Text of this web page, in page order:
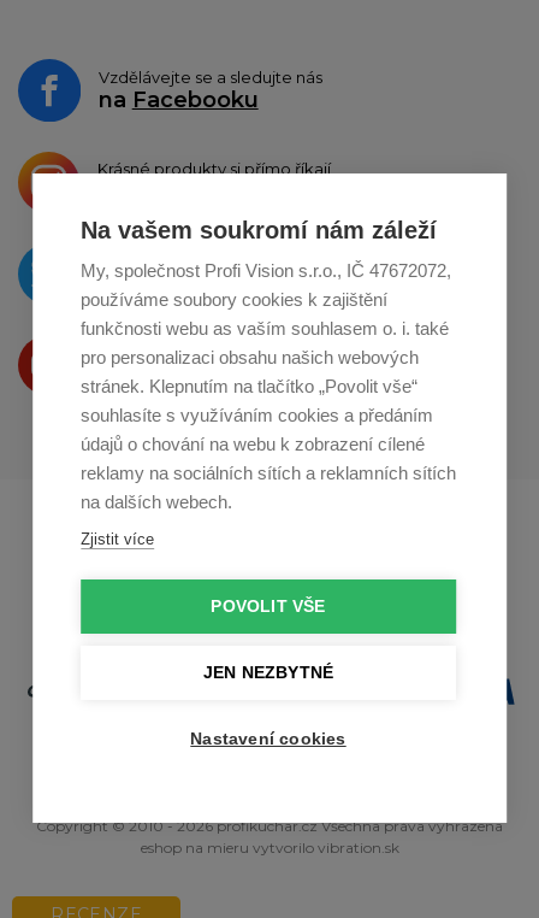
Na vašem soukromí nám záleží
My, společnost Profi Vision s.r.o., IČ 47672072,
používáme soubory cookies k zajištění
funkčnosti webu as vaším souhlasem o. i. také
pro personalizaci obsahu našich webových
stránek. Klepnutím na tlačítko „Povolit vše“
souhlasíte s využíváním cookies a předáním
údajů o chování na webu k zobrazení cílené
reklamy na sociálních sítích a reklamních sítích
na dalších webech.
Zjistit více
POVOLIT VŠE
JEN NEZBYTNÉ
Nastavení cookies
Vzdělávejte se a sledujte nás
na Facebooku
Krásné produkty si přímo říkají
O novinkách píšeme
naTwitteru
Produkty Vám představujeme
na Youtube
Profikuchar.sk
Copyright © 2010 - 2026 profikuchar.cz Všechna práva vyhrazena
eshop na mieru vytvorilo vibration.sk